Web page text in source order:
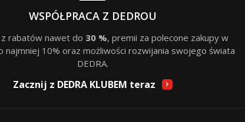
WSPÓŁPRACA Z DEDROU
rabatów nawet do 30 %, premii za polecone zakupy w
najmniej 10% oraz możliwości rozwijania swojego świata
DEDRA.
Zacznij z DEDRA KLUBEM teraz